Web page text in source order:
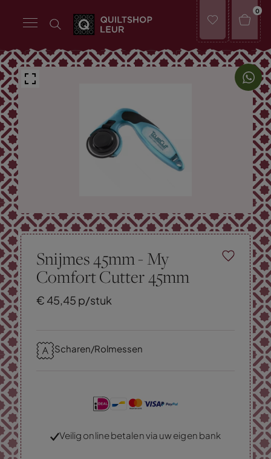
0
Snijmes 45mm - My
Comfort Cutter 45mm
€ 45,45 p/stuk
Scharen/Rolmessen
Veilig online betalen via uw eigen bank